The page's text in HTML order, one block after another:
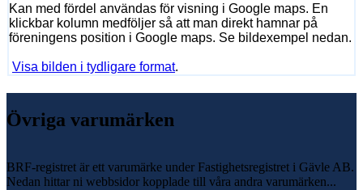
Kan med fördel användas för visning i Google maps. En
klickbar kolumn medföljer så att man direkt hamnar på
föreningens position i Google maps. Se bildexempel nedan.
Visa bilden i tydligare format.
Övriga varumärken
BRF-registret är ett varumärke under Fastighetsregistret i Gävle AB.
Nedan hittar ni webbsidor kopplade till våra andra varumärken...